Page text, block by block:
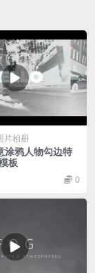
片相册
涂鸦人物勾边特
板
0